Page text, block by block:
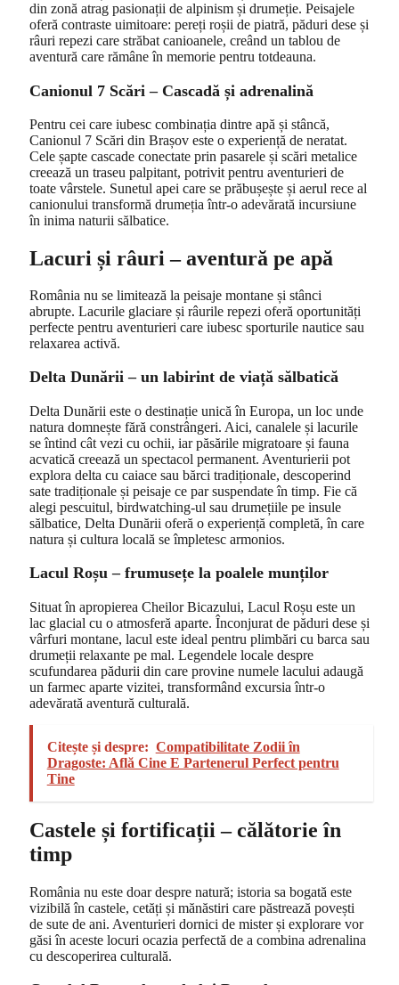
din zonă atrag pasionații de alpinism și drumeție. Peisajele
oferă contraste uimitoare: pereți roșii de piatră, păduri dese și
râuri repezi care străbat canioanele, creând un tablou de
aventură care rămâne în memorie pentru totdeauna.
Canionul 7 Scări – Cascadă și adrenalină
Pentru cei care iubesc combinația dintre apă și stâncă,
Canionul 7 Scări din Brașov este o experiență de neratat.
Cele șapte cascade conectate prin pasarele și scări metalice
creează un traseu palpitant, potrivit pentru aventurieri de
toate vârstele. Sunetul apei care se prăbușește și aerul rece al
canionului transformă drumeția într-o adevărată incursiune
în inima naturii sălbatice.
Lacuri și râuri – aventură pe apă
România nu se limitează la peisaje montane și stânci
abrupte. Lacurile glaciare și râurile repezi oferă oportunități
perfecte pentru aventurieri care iubesc sporturile nautice sau
relaxarea activă.
Delta Dunării – un labirint de viață sălbatică
Delta Dunării este o destinație unică în Europa, un loc unde
natura domnește fără constrângeri. Aici, canalele și lacurile
se întind cât vezi cu ochii, iar păsările migratoare și fauna
acvatică creează un spectacol permanent. Aventurierii pot
explora delta cu caiace sau bărci tradiționale, descoperind
sate tradiționale și peisaje ce par suspendate în timp. Fie că
alegi pescuitul, birdwatching-ul sau drumețiile pe insule
sălbatice, Delta Dunării oferă o experiență completă, în care
natura și cultura locală se împletesc armonios.
Lacul Roșu – frumusețe la poalele munților
Situat în apropierea Cheilor Bicazului, Lacul Roșu este un
lac glacial cu o atmosferă aparte. Înconjurat de păduri dese și
vârfuri montane, lacul este ideal pentru plimbări cu barca sau
drumeții relaxante pe mal. Legendele locale despre
scufundarea pădurii din care provine numele lacului adaugă
un farmec aparte vizitei, transformând excursia într-o
adevărată aventură culturală.
Citește și despre: Compatibilitate Zodii în
Dragoste: Află Cine E Partenerul Perfect pentru
Tine
Castele și fortificații – călătorie în
timp
România nu este doar despre natură; istoria sa bogată este
vizibilă în castele, cetăți și mănăstiri care păstrează povești
de sute de ani. Aventurieri dornici de mister și explorare vor
găsi în aceste locuri ocazia perfectă de a combina adrenalina
cu descoperirea culturală.